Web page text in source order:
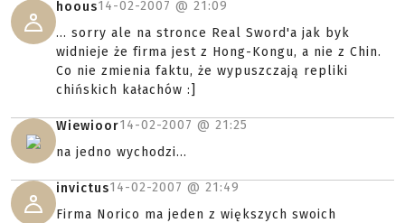
hoous14-02-2007 @ 21:09
... sorry ale na stronce Real Sword'a jak byk
widnieje że firma jest z Hong-Kongu, a nie z Chin.
Co nie zmienia faktu, że wypuszczają repliki
chińskich kałachów :]
Wiewioor14-02-2007 @ 21:25
na jedno wychodzi...
invictus14-02-2007 @ 21:49
Firma Norico ma jeden z większych swoich